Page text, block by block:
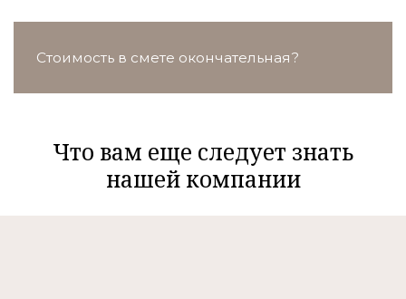
Стоимость в смете окончательная?
Что вам еще следует знать
нашей компании